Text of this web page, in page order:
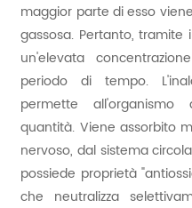
maggior parte di esso
gassosa. Pertanto, tramite
un'elevata
periodo di tempo.
permette
quantità. Viene assorbito
nervoso, dal sistema
possiede proprietà
che neutralizza